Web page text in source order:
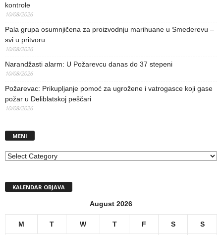
kontrole
10/08/2026
Pala grupa osumnjičena za proizvodnju marihuane u Smederevu –
svi u pritvoru
10/08/2026
Narandžasti alarm: U Požarevcu danas do 37 stepeni
10/08/2026
Požarevac: Prikupljanje pomoć za ugrožene i vatrogasce koji gase
požar u Deliblatskoj peščari
10/08/2026
MENI
MENI
KALENDAR OBJAVA
August 2026
M T W T F S S